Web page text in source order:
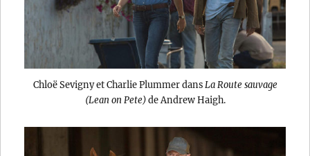
Chloë Sevigny et Charlie Plummer dansLa Route sauvage
(Lean on Pete)de Andrew Haigh.